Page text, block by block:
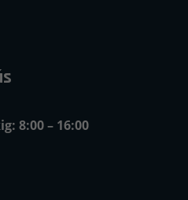
8:00 – 16:00